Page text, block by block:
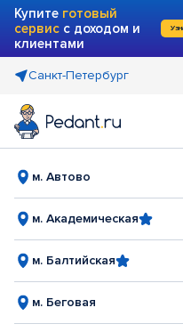
Купите готовый
сервис с доходом и
клиентами
Санкт-Петербург
м. Автово
м. Академическая
м. Балтийская
м. Беговая